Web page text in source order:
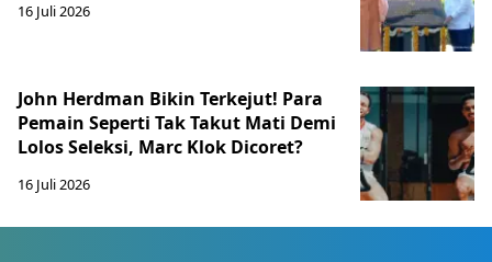
16 Juli 2026
John Herdman Bikin Terkejut! Para
Pemain Seperti Tak Takut Mati Demi
Lolos Seleksi, Marc Klok Dicoret?
16 Juli 2026